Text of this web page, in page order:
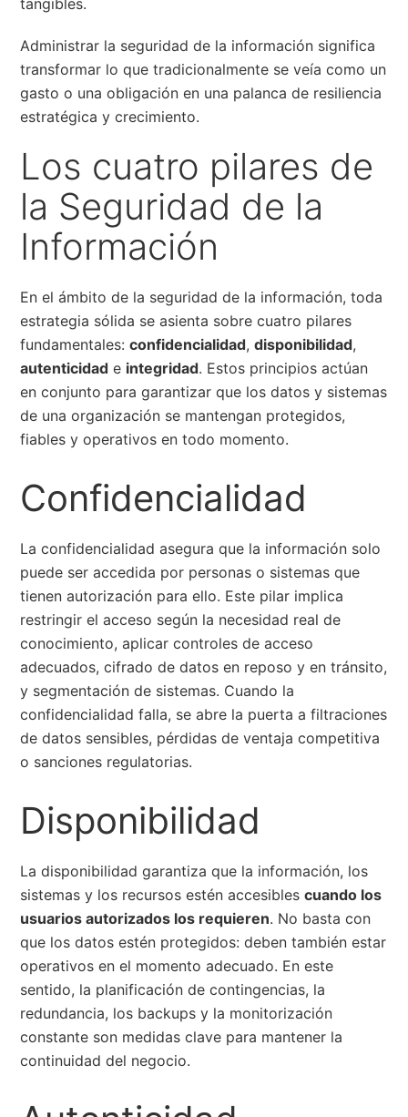
Administrar la seguridad de la información significa
transformar lo que tradicionalmente se veía como un
gasto o una obligación en una palanca de resiliencia
estratégica y crecimiento.
Los cuatro pilares de
la Seguridad de la
Información
En el ámbito de la seguridad de la información, toda
estrategia sólida se asienta sobre cuatro pilares
fundamentales:confidencialidad,disponibilidad,
autenticidad e integridad. Estos principios actúan
en conjunto para garantizar que los datos y sistemas
de una organización se mantengan protegidos,
fiables y operativos en todo momento.
Confidencialidad
La confidencialidad asegura que la información solo
puede ser accedida por personas o sistemas que
tienen autorización para ello. Este pilar implica
restringir el acceso según la necesidad real de
conocimiento, aplicar controles de acceso
adecuados, cifrado de datos en reposo y en tránsito,
y segmentación de sistemas. Cuando la
confidencialidad falla, se abre la puerta a filtraciones
de datos sensibles, pérdidas de ventaja competitiva
o sanciones regulatorias.
Disponibilidad
La disponibilidad garantiza que la información, los
sistemas y los recursos estén accesiblescuando los
usuarios autorizados los requieren. No basta con
que los datos estén protegidos: deben también estar
operativos en el momento adecuado. En este
sentido, la planificación de contingencias, la
redundancia, los backups y la monitorización
constante son medidas clave para mantener la
continuidad del negocio.